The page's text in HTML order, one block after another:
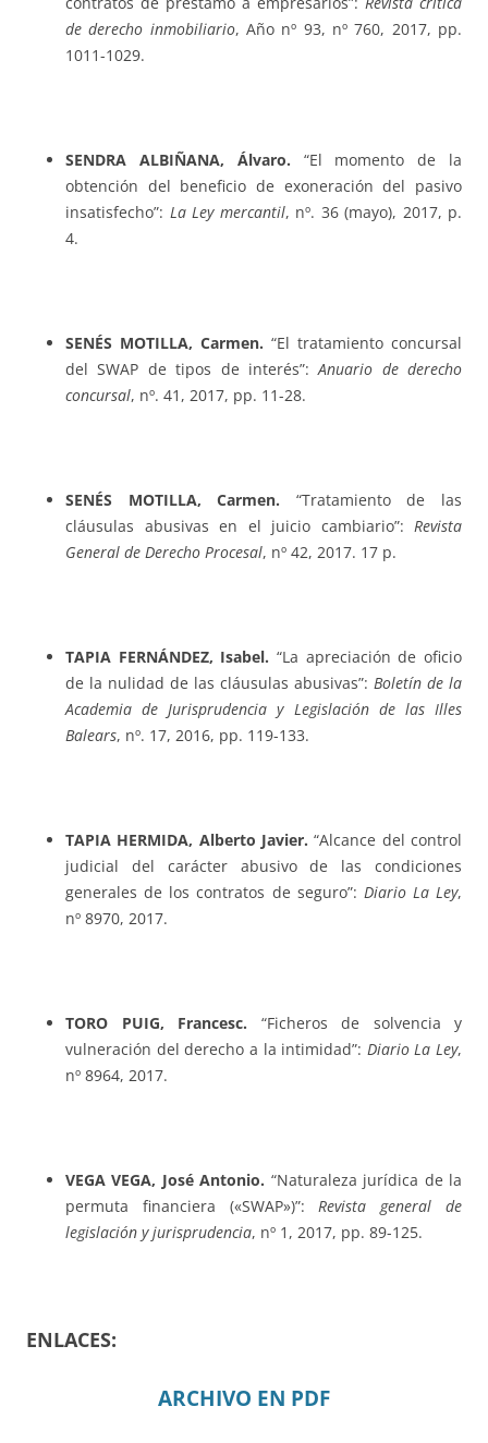
de derecho inmobiliario, Año nº 93, nº 760, 2017, pp.
1011-1029.
SENDRA ALBIÑANA, Álvaro. “El momento de la
obtención del beneficio de exoneración del pasivo
insatisfecho”: La Ley mercantil, nº. 36 (mayo), 2017, p.
4.
SENÉS MOTILLA, Carmen. “El tratamiento concursal
del SWAP de tipos de interés”:Anuario de derecho
concursal, nº. 41, 2017, pp. 11-28.
SENÉS MOTILLA, Carmen. “Tratamiento de las
cláusulas abusivas en el juicio cambiario”: Revista
General de Derecho Procesal, nº 42, 2017. 17 p.
TAPIA FERNÁNDEZ, Isabel. “La apreciación de oficio
de la nulidad de las cláusulas abusivas”: Boletín de la
Academia de Jurisprudencia y Legislación de las Illes
Balears, nº. 17, 2016, pp. 119-133.
TAPIA HERMIDA, Alberto Javier. “Alcance del control
judicial del carácter abusivo de las condiciones
generales de los contratos de seguro”: Diario La Ley,
nº 8970, 2017.
TORO PUIG, Francesc. “Ficheros de solvencia y
vulneración del derecho a la intimidad”: Diario La Ley,
nº 8964, 2017.
VEGA VEGA, José Antonio. “Naturaleza jurídica de la
permuta financiera («SWAP»)”: Revista general de
legislación y jurisprudencia, nº 1, 2017, pp. 89-125.
ENLACES:
ARCHIVO EN PDF